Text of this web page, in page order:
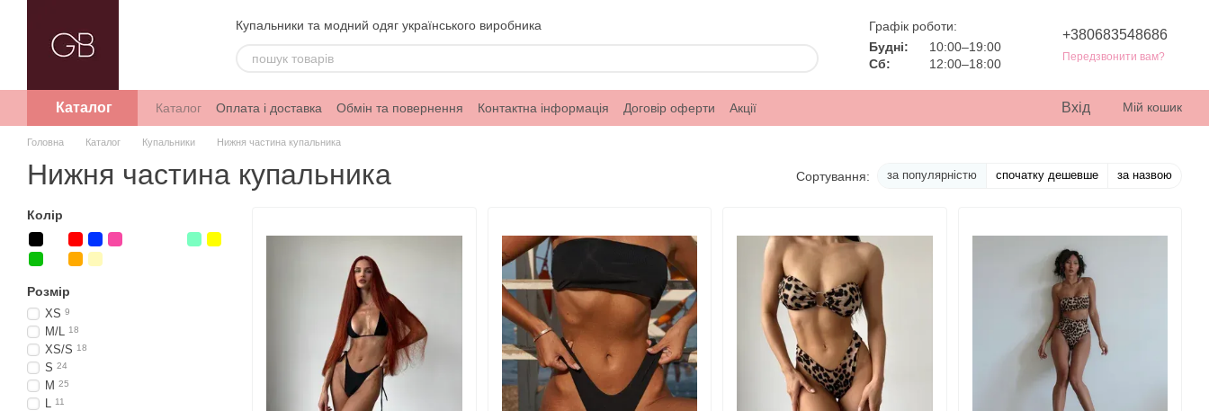
Купальники та модний одяг українського виробника
Графік роботи:
Будні:
10:00–19:00
Сб:
12:00–18:00
+380683548686
Передзвонити вам?
Каталог Каталог Оплата і доставка Обмін та повернення Контактна інформація Договір оферти Акції Вхід Мій кошик
Головна Каталог Купальники Нижня частина купальника
Нижня частина купальника Сортування: за популярністю спочатку дешевше за назвою
Колір
Розмір
XS 9
M/L 18
XS/S 18
S 24
M 25
L 11